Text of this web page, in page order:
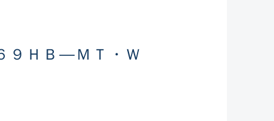
９ＨＢ―ＭＴ・Ｗ